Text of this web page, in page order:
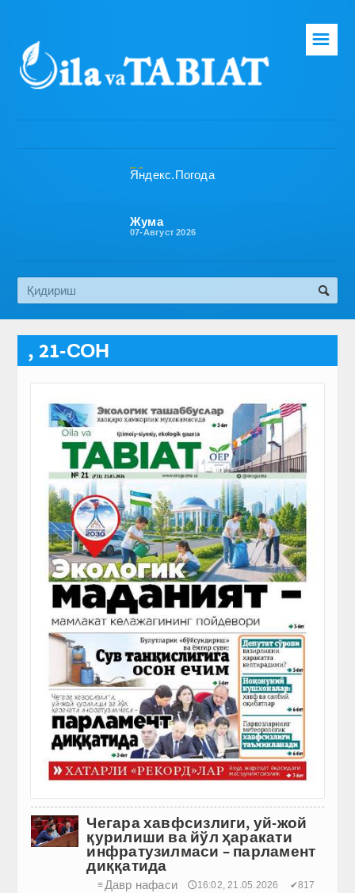
Бош саҳифа
Эко медиа
☰
Жума
07-Август 2026
, 21-СОН
Чегара хавфсизлиги, уй-жой
қурилиши ва йўл ҳаракати
инфратузилмаси – парламент
диққатида
≡ Давр нафаси 🕔16:02, 21.05.2026 ✔817